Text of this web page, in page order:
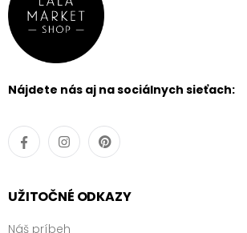
Nájdete nás aj na sociálnych sieťach:
UŽITOČNÉ ODKAZY
Náš príbeh